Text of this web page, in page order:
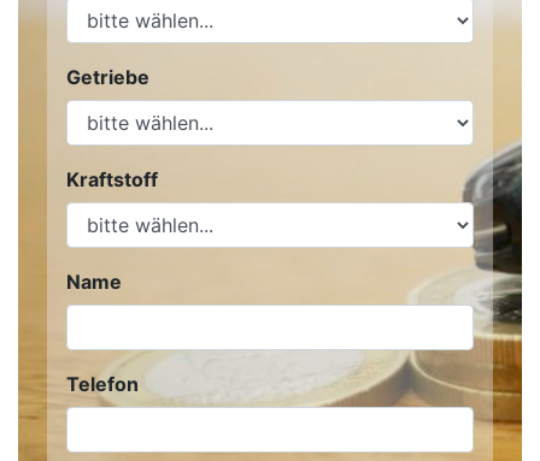
Getriebe
Kraftstoff
Name
Telefon